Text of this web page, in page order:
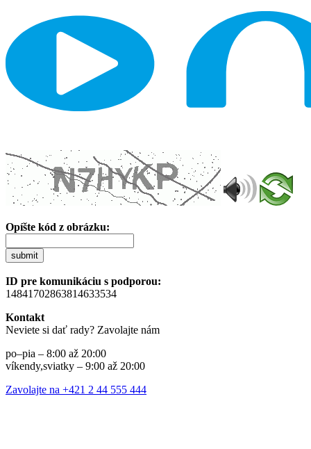
Opíšte kód z obrázku:
submit
ID pre komunikáciu s podporou:
14841702863814633534
Kontakt
Neviete si dať rady? Zavolajte nám
po–pia – 8:00 až 20:00
víkendy,sviatky – 9:00 až 20:00
Zavolajte na +421 2 44 555 444